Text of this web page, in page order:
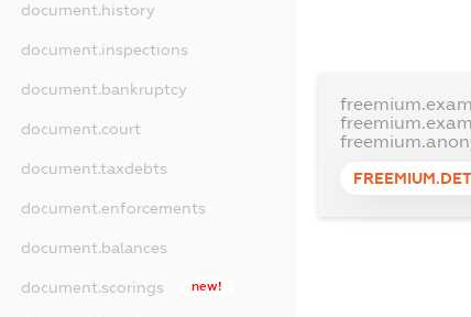
document.history
document.inspections
document.bankruptcy
document.court
document.taxdebts
document.enforcements
document.balances
document.scorings new!